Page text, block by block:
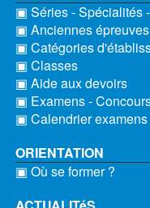
▣ Séries - Spécialités
▣ Anciennes épreuves
▣ Catégories
▣ Classes
▣ Aide aux devoirs
▣ Examens -
▣ Calendrier
ORIENTATION
▣ Où se former ?